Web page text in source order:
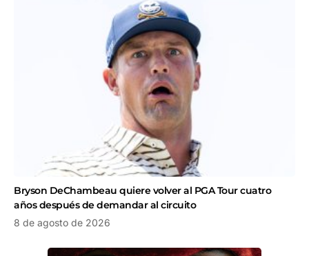
Bryson DeChambeau quiere volver al PGA Tour cuatro
años después de demandar al circuito
8 de agosto de 2026